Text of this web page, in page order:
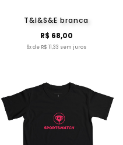
T&I&S&E branca
R$ 68,00
6x de R$ 11,33 sem juros